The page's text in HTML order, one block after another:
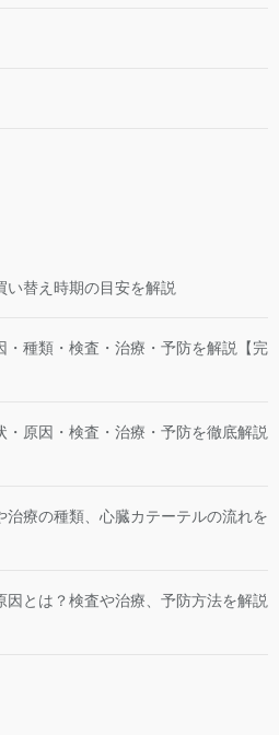
い替え時期の目安を解説
・種類・検査・治療・予防を解説【完
・原因・検査・治療・予防を徹底解説
治療の種類、心臓カテーテルの流れを
因とは？検査や治療、予防方法を解説